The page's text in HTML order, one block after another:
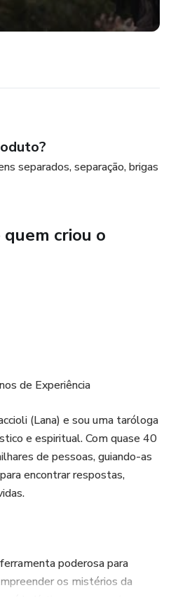
sua vida amorosa
separados, separação, brigas
criou o
de Experiência
(Lana) e sou uma taróloga
e espiritual. Com quase 40
de pessoas, guiando-as
encontrar respostas,
poderosa para
os mistérios da